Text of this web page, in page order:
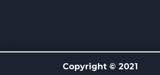
Copyright © 2021